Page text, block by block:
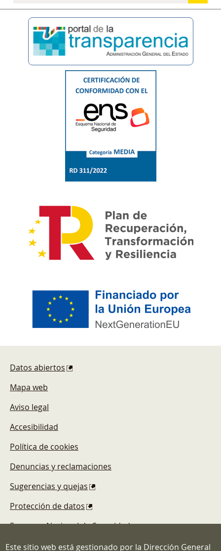
Datos abiertos
Mapa web
Aviso legal
Accesibilidad
Política de cookies
Denuncias y reclamaciones
Sugerencias y quejas
Protección de datos
Esquema Nacional de Seguridad
Este sitio web está gestionado por la Dirección General